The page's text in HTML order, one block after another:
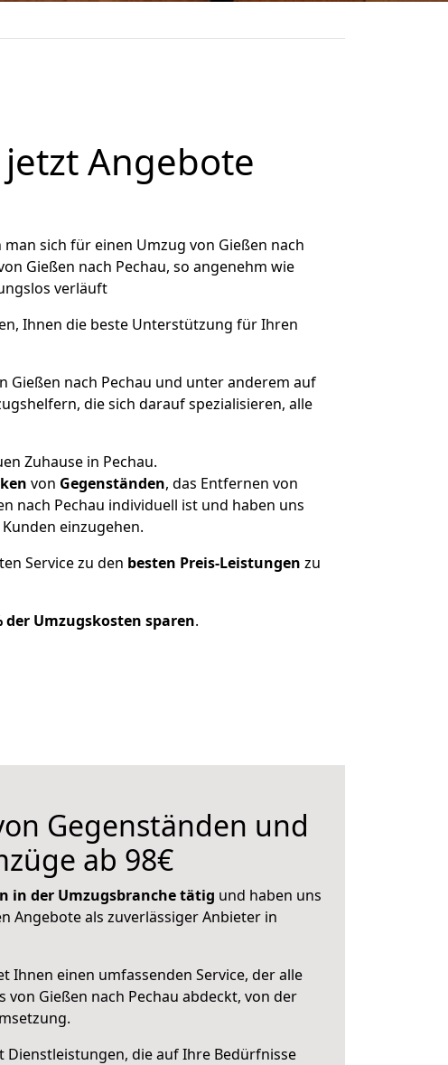
Angebote
sich für einen Umzug von Gießen nach
Gießen nach Pechau, so angenehm wie
verläuft
Ihnen die beste Unterstützung für Ihren
Gießen nach Pechau und unter anderem auf
die sich darauf spezialisieren, alle
Zuhause in Pechau.
von Gegenständen, das Entfernen von
nach Pechau individuell ist und haben uns
einzugehen.
Service zu den besten Preis-Leistungen zu
der Umzugskosten sparen.
Gegenständen und
ab 98€
in der Umzugsbranche tätig und haben uns
Angebote als zuverlässiger Anbieter in
Ihnen einen umfassenden Service, der alle
von Gießen nach Pechau abdeckt, von der
Dienstleistungen, die auf Ihre Bedürfnisse